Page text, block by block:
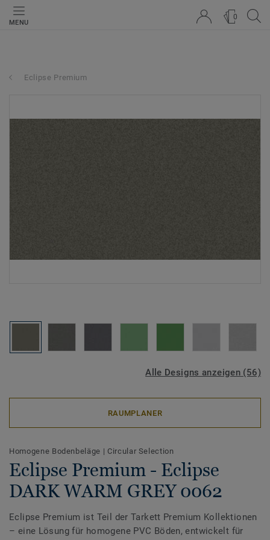
MENU
0
Eclipse Premium
Alle Designs anzeigen (56)
RAUMPLANER
Homogene Bodenbeläge | Circular Selection
Eclipse Premium - Eclipse
DARK WARM GREY 0062
Eclipse Premium ist Teil der Tarkett Premium Kollektionen
– eine Lösung für homogene PVC Böden, entwickelt für